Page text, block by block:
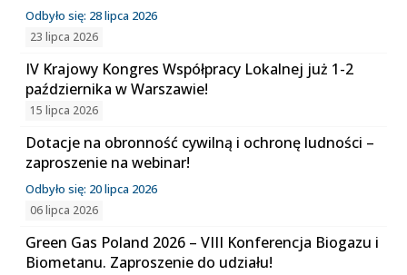
Odbyło się: 28 lipca 2026
23 lipca 2026
IV Krajowy Kongres Współpracy Lokalnej już 1-2
października w Warszawie!
15 lipca 2026
Dotacje na obronność cywilną i ochronę ludności –
zaproszenie na webinar!
Odbyło się: 20 lipca 2026
06 lipca 2026
Green Gas Poland 2026 – VIII Konferencja Biogazu i
Biometanu. Zaproszenie do udziału!